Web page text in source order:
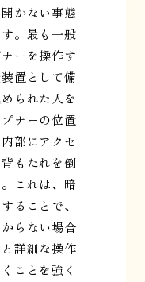
かない事態
。最も一般
ーを操作す
置として備
られた人を
ナーの位置
部にアクセ
もたれを倒
これは、暗
ることで、
らない場合
詳細な操作
ことを強く